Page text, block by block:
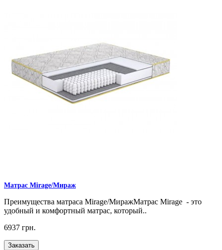
Матрас Mirage/Мираж
Преимущества матраса Mirage/МиражМатрас Mirage - это
удобный и комфортный матрас, который..
6937 грн.
Заказать